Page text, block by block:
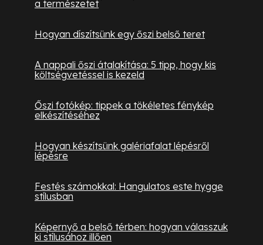
a természetet
Hogyan díszítsünk egy őszi belső teret
A nappali őszi átalakítása: 5 tipp, hogy kis
költségvetéssel is kezeld
Őszi fotókép: tippek a tökéletes fénykép
elkészítéséhez
Hogyan készítsünk galériafalat lépésről
lépésre
Festés számokkal: Hangulatos este hygge
stílusban
Képernyő a belső térben: hogyan válasszuk
ki stílusához illően